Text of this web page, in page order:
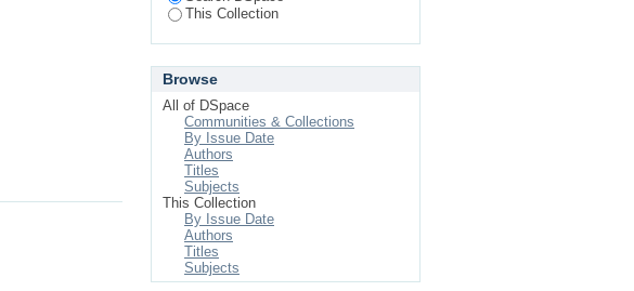
This Collection
Browse
All of DSpace
Communities & Collections
By Issue Date
Authors
Titles
Subjects
This Collection
By Issue Date
Authors
Titles
Subjects